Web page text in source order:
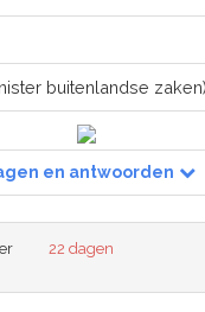
buitenlandse
en antwoorden
22 dagen